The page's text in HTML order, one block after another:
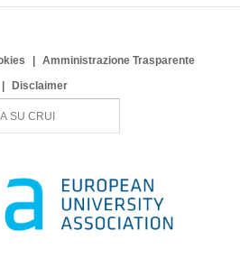
Amministrazione Trasparente
Disclaimer